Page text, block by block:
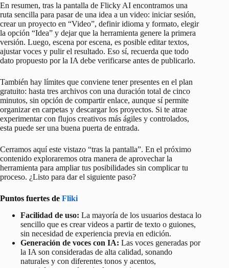
En resumen, tras la pantalla de Flicky AI encontramos una
ruta sencilla para pasar de una idea a un video: iniciar sesión,
crear un proyecto en “Video”, definir idioma y formato, elegir
la opción “Idea” y dejar que la herramienta genere la primera
versión. Luego, escena por escena, es posible editar textos,
ajustar voces y pulir el resultado. Eso sí, recuerda que todo
dato propuesto por la IA debe verificarse antes de publicarlo.
También hay límites que conviene tener presentes en el plan
gratuito: hasta tres archivos con una duración total de cinco
minutos, sin opción de compartir enlace, aunque sí permite
organizar en carpetas y descargar los proyectos. Si te atrae
experimentar con flujos creativos más ágiles y controlados,
esta puede ser una buena puerta de entrada.
Cerramos aquí este vistazo “tras la pantalla”. En el próximo
contenido exploraremos otra manera de aprovechar la
herramienta para ampliar tus posibilidades sin complicar tu
proceso. ¿Listo para dar el siguiente paso?
Puntos fuertes de Fliki
Facilidad de uso: La mayoría de los usuarios destaca lo
sencillo que es crear videos a partir de texto o guiones,
sin necesidad de experiencia previa en edición.
Generación de voces con IA: Las voces generadas por
la IA son consideradas de alta calidad, sonando
naturales y con diferentes tonos y acentos,